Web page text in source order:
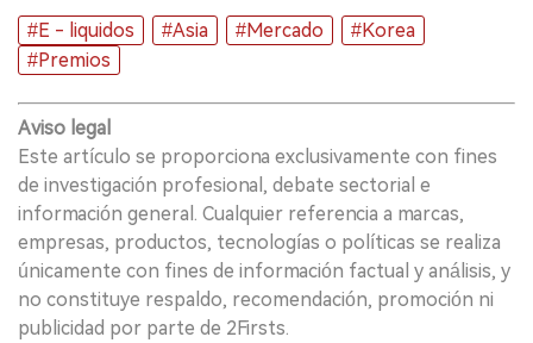
#E - liquidos #Asia #Mercado
#Korea
#Premios
Aviso legal
Este artículo se proporciona exclusivamente con fines
de investigación profesional, debate sectorial e
información general. Cualquier referencia a marcas,
empresas, productos, tecnologías o políticas se realiza
únicamente con fines de información factual y análisis, y
no constituye respaldo, recomendación, promoción ni
publicidad por parte de 2Firsts.